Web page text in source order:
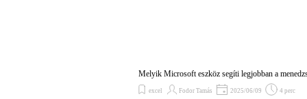
Melyik Microsoft eszköz segíti legjobban a
excel Fodor Tamás 2025/06/09
4 perc